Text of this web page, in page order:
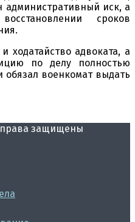
административный иск, а
сроков
адвоката, а
по делу полностью
обязал военкомат выдать
права защищены